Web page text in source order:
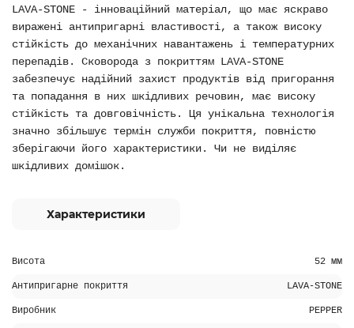
LAVA-STONE - інноваційний матеріал, що має яскраво
виражені антипригарні властивості, а також високу
стійкість до механічних навантажень і температурних
перепадів. Сковорода з покриттям LAVA-STONE
забезпечує надійний захист продуктів від пригорання
та попадання в них шкідливих речовин, має високу
стійкість та довговічність. Ця унікальна технологія
значно збільшує термін служби покриття, повністю
зберігаючи його характеристики. Чи не виділяє
шкідливих домішок.
Характеристики
Висота 52 мм
Антипригарне покриття LAVA-STONE
Виробник PEPPER